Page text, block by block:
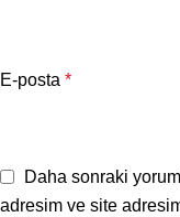
E-posta *
Daha sonraki
adresim ve site